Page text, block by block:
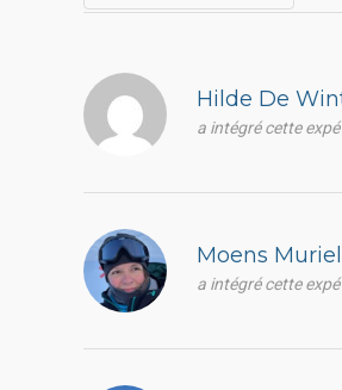
Hilde De
a intégré cette
Moens Muriel
a intégré cette